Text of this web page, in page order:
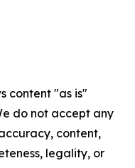
content "as is"
do not accept any
content,
legality, or